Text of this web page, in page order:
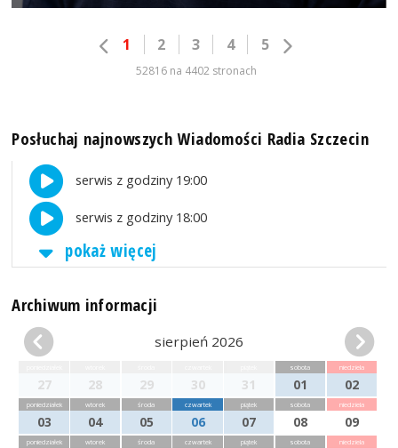
1 2 3 4 5
52816 na 4402 stronach
Posłuchaj najnowszych Wiadomości Radia Szczecin
serwis z godziny 19:00
serwis z godziny 18:00
pokaż więcej
Archiwum informacji
sierpień 2026
27 28 29 30 31
sobota
01
niedziela
02
poniedziałek
03
wtorek
04
środa
05
czwartek
06
piątek
07
sobota
08
niedziela
09
poniedziałek wtorek środa czwartek piątek sobota niedziela